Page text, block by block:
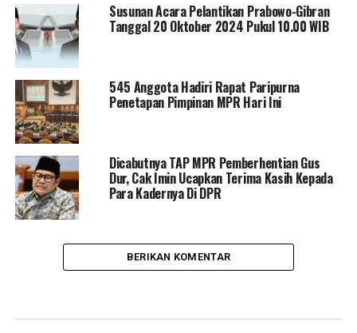
Susunan Acara Pelantikan Prabowo-Gibran
Tanggal 20 Oktober 2024 Pukul 10.00 WIB
545 Anggota Hadiri Rapat Paripurna
Penetapan Pimpinan MPR Hari Ini
Dicabutnya TAP MPR Pemberhentian Gus
Dur, Cak Imin Ucapkan Terima Kasih Kepada
Para Kadernya Di DPR
BERIKAN KOMENTAR